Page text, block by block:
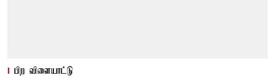
பிற விளையாட்டு